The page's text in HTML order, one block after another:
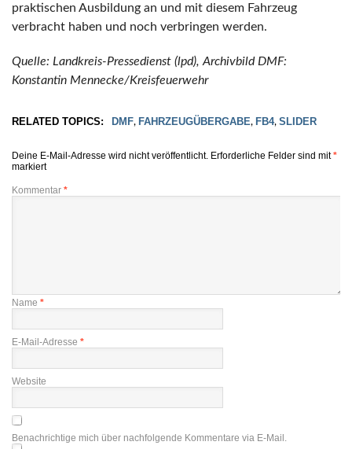
praktischen Ausbildung an und mit diesem Fahrzeug
verbracht haben und noch verbringen werden.
Quelle: Landkreis-Pressedienst (lpd), Archivbild DMF:
Konstantin Mennecke/Kreisfeuerwehr
RELATED TOPICS: DMF, FAHRZEUGÜBERGABE, FB4, SLIDER
Deine E-Mail-Adresse wird nicht veröffentlicht. Erforderliche Felder sind mit*
markiert
Kommentar *
Name *
E-Mail-Adresse *
Website
Benachrichtige mich über nachfolgende Kommentare via E-Mail.